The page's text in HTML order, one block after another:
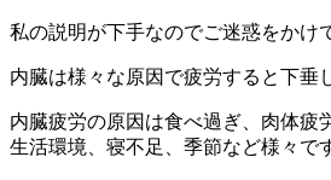
私の説明が下手なのでご迷惑をかけ
内臓は様々な原因で疲労すると下垂
内臓疲労の原因は食べ過ぎ、肉体疲
生活環境、寝不足、季節など様々で